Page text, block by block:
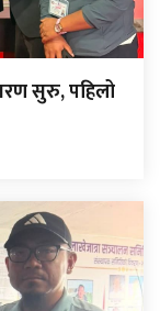
सुरु, पहिलो